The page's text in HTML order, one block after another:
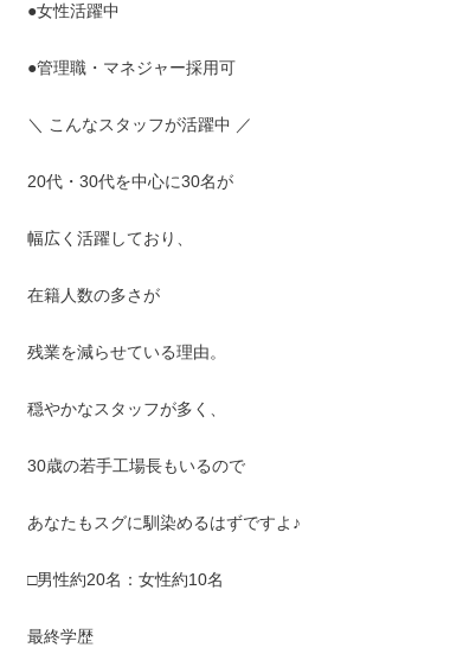
●女性活躍中
●管理職・マネジャー採用可
＼ こんなスタッフが活躍中 ／
20代・30代を中心に30名が
幅広く活躍しており、
在籍人数の多さが
残業を減らせている理由。
穏やかなスタッフが多く、
30歳の若手工場長もいるので
あなたもスグに馴染めるはずですよ♪
□男性約20名：女性約10名
最終学歴